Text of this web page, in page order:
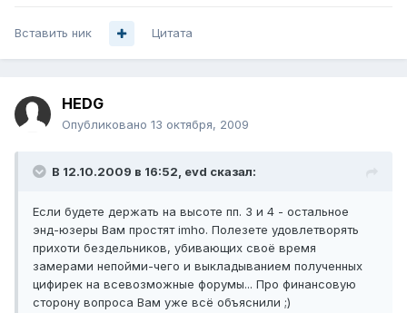
Вставить ник Цитата
HEDG
Опубликовано 13 октября, 2009
В 12.10.2009 в 16:52, evd сказал:
Если будете держать на высоте пп. 3 и 4 - остальное
энд-юзеры Вам простят imho. Полезете удовлетворять
прихоти бездельников, убивающих своё время
замерами непойми-чего и выкладыванием полученных
цифирек на всевозможные форумы... Про финансовую
сторону вопроса Вам уже всё объяснили ;)